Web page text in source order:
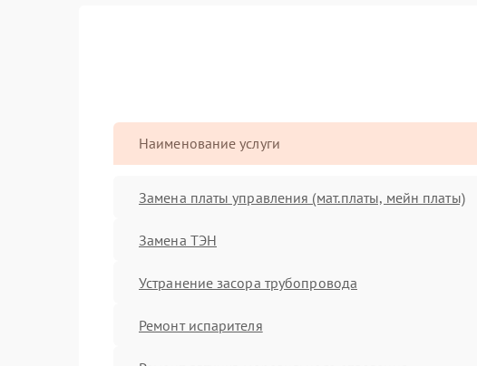
Наименование услуги
Замена платы управления (мат.платы, мейн платы)
Замена ТЭН
Устранение засора трубопровода
Ремонт испарителя